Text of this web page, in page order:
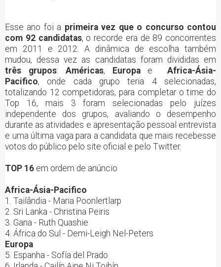
Esse ano foi a primeira vez que o concurso contou
com 92 candidatas, o recorde era de 89 concorrentes
em 2011 e 2012. A dinâmica de escolha também
mudou, dessa vez as candidatas foram divididas em
três grupos: Américas, EuropaeAfrica-Ásia-
Pacifico, onde cada grupo teria 4 selecionadas,
totalizando 12 competidoras, para completar o time do
Top 16, mais 3 foram selecionadas pelo juízes
independente dos grupos, avaliando o desempenho
durante as atividades e apresentação pessoal entrevista
e uma última vaga para a candidata que mais recebesse
votos do público pelo site oficial e pelo Twitter.
TOP 16 em ordem de anúncio
Africa-Ásia-Pacifico
1. Tailândia - Maria Poonlertlarp
2. Sri Lanka - Christina Peiris
3. Gana - Ruth Quashie
4. África do Sul - Demi-Leigh Nel-Peters
Europa
5. Espanha - Sofía del Prado